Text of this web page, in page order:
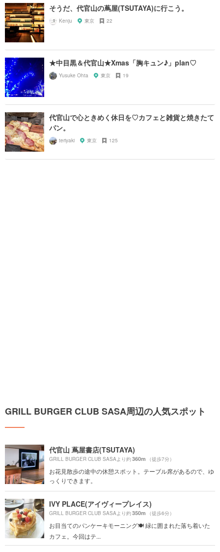
そうだ、代官山の蔦屋(TSUTAYA)に行こう。
Kenju 東京 22
★中目黒＆代官山★Xmas「胸キュン♪」plan♡
Yusuke Ohta 東京 19
代官山で心ときめく休日を♡カフェと雑貨と焼きたて
パン。
teriyaki 東京 125
GRILL BURGER CLUB SASA周辺の人気スポット
代官山 蔦屋書店(TSUTAYA)
GRILL BURGER CLUB SASAより約360m （徒歩7分）
お花見散歩の途中の休憩スポット。テーブル席があるので、ゆ
っくりできます。
IVY PLACE(アイヴィープレイス)
GRILL BURGER CLUB SASAより約350m （徒歩6分）
お目当てのパンケーキモーニング🍽 緑に囲まれた落ち着いた
カフェ。今回はテ...